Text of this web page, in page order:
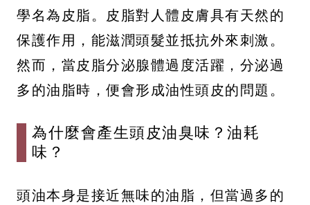
學名為皮脂。皮脂對人體皮膚具有天然的
保護作用，能滋潤頭髮並抵抗外來刺激。
然而，當皮脂分泌腺體過度活躍，分泌過
多的油脂時，便會形成油性頭皮的問題。
為什麼會產生頭皮油臭味？油耗
味？
頭油本身是接近無味的油脂，但當過多的